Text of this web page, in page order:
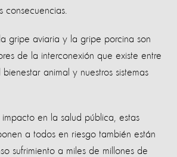
consecuencias.
la gripe aviaria y la gripe porcina son
de la interconexión que existe entre
animal y nuestros sistemas
en la salud pública, estas
a todos en riesgo también están
sufrimiento a miles de millones de